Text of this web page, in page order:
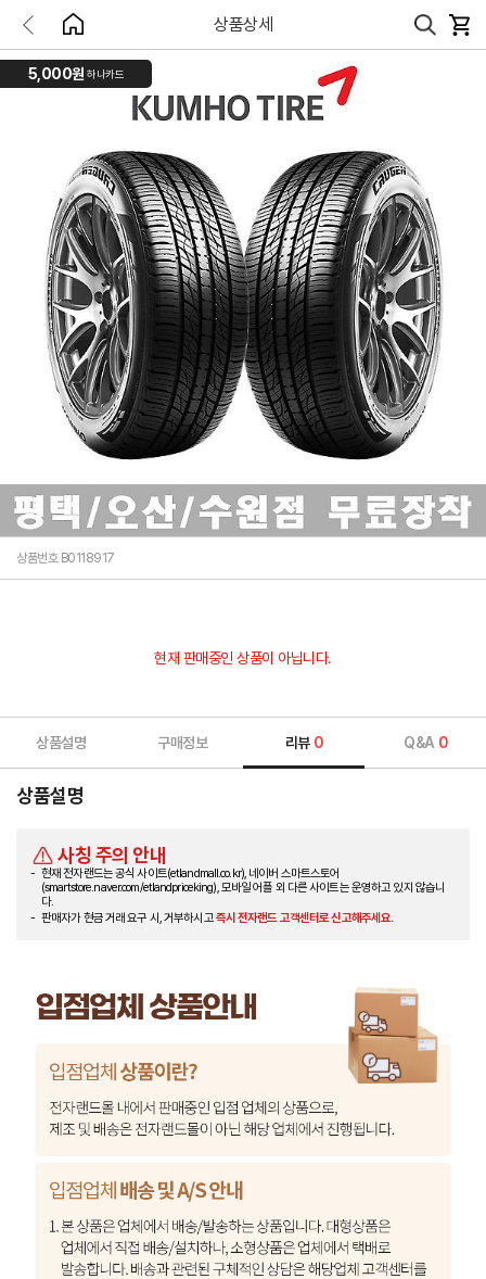
상품상세
5,000원 하나카드
상품번호 B0118917
현재 판매중인 상품이 아닙니다.
상품설명 구매정보 리뷰 0 Q&A 0
상품설명
사칭 주의 안내
현재 전자랜드는 공식 사이트(etlandmall.co.kr), 네이버 스마트스토어
(smartstore.naver.com/etlandpriceking), 모바일 어플 외 다른 사이트는 운영하고 있지 않습니
다.
판매자가 현금 거래 요구 시, 거부하시고즉시 전자랜드 고객센터로 신고해주세요.